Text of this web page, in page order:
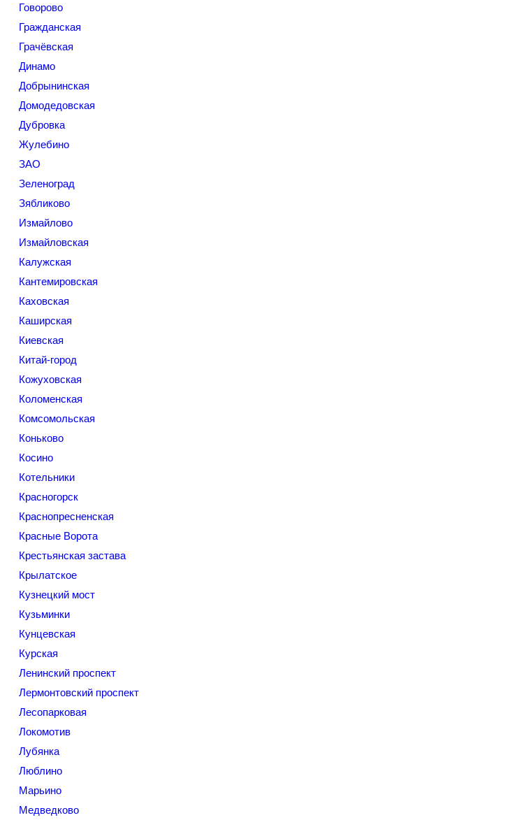
Говорово
Гражданская
Грачёвская
Динамо
Добрынинская
Домодедовская
Дубровка
Жулебино
ЗАО
Зеленоград
Зябликово
Измайлово
Измайловская
Калужская
Кантемировская
Каховская
Каширская
Киевская
Китай-город
Кожуховская
Коломенская
Комсомольская
Коньково
Косино
Котельники
Красногорск
Краснопресненская
Красные Ворота
Крестьянская застава
Крылатское
Кузнецкий мост
Кузьминки
Кунцевская
Курская
Ленинский проспект
Лермонтовский проспект
Лесопарковая
Локомотив
Лубянка
Люблино
Марьино
Медведково